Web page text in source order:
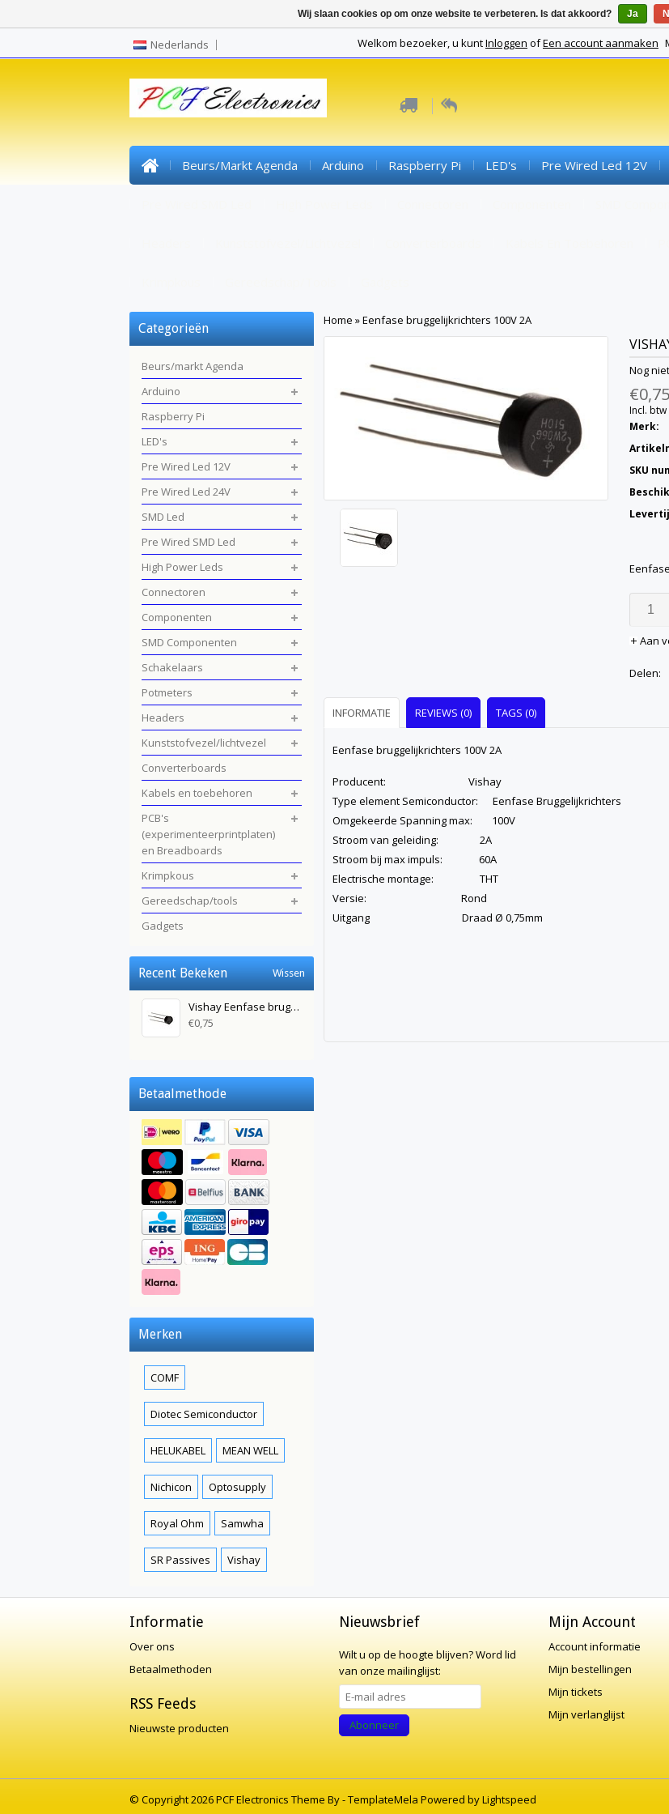
Nederlands Welkom bezoeker, u kuntInloggen ofEen account aanmaken
Beurs/markt Agenda Arduino Raspberry Pi LED's Pre Wired Led 12V
Home »Eenfase bruggelijkrichters 100V 2A
Nog
€0,75
Incl. btw
Merk:
SKU
Aan
Delen:
INFORMATIE REVIEWS (0) TAGS (0)
Eenfase bruggelijkrichters 100V 2A
Producent: Vishay
Type element Semiconductor: Eenfase Bruggelijkrichters
Omgekeerde Spanning max: 100V
Stroom van geleiding: 2A
Stroom bij max impuls: 60A
Electrische montage: THT
Versie: Rond
Uitgang Draad Ø 0,75mm
Categorieën
Beurs/markt Agenda
Arduino
Raspberry Pi
LED's
Pre Wired Led 12V
Pre Wired Led 24V
SMD Led
Pre Wired SMD Led
High Power Leds
Connectoren
Componenten
SMD Componenten
Schakelaars
Potmeters
Headers
Kunststofvezel/lichtvezel
Converterboards
Kabels en toebehoren
PCB's
(experimenteerprintplaten)
en Breadboards
Krimpkous
Gereedschap/tools
Gadgets
Recent Bekeken Wissen
Vishay Eenfase bruggelijkrichters 100V 2A
€0,75
Betaalmethode
Merken
COMF
Diotec Semiconductor
HELUKABEL MEAN WELL
Nichicon Optosupply
Royal Ohm Samwha
SR Passives Vishay
Informatie
Over ons
Betaalmethoden
RSS Feeds
Nieuwste producten
Nieuwsbrief
Wilt u op de hoogte blijven?Word lid
van onze mailinglijst:
Abonneer
Mijn Account
Account informatie
Mijn bestellingen
Mijn tickets
Mijn verlanglijst
© Copyright 2026 PCF Electronics Theme By -TemplateMela Powered byLightspeed
Wij slaan cookies op om onze website te verbeteren. Is dat akkoord? Ja